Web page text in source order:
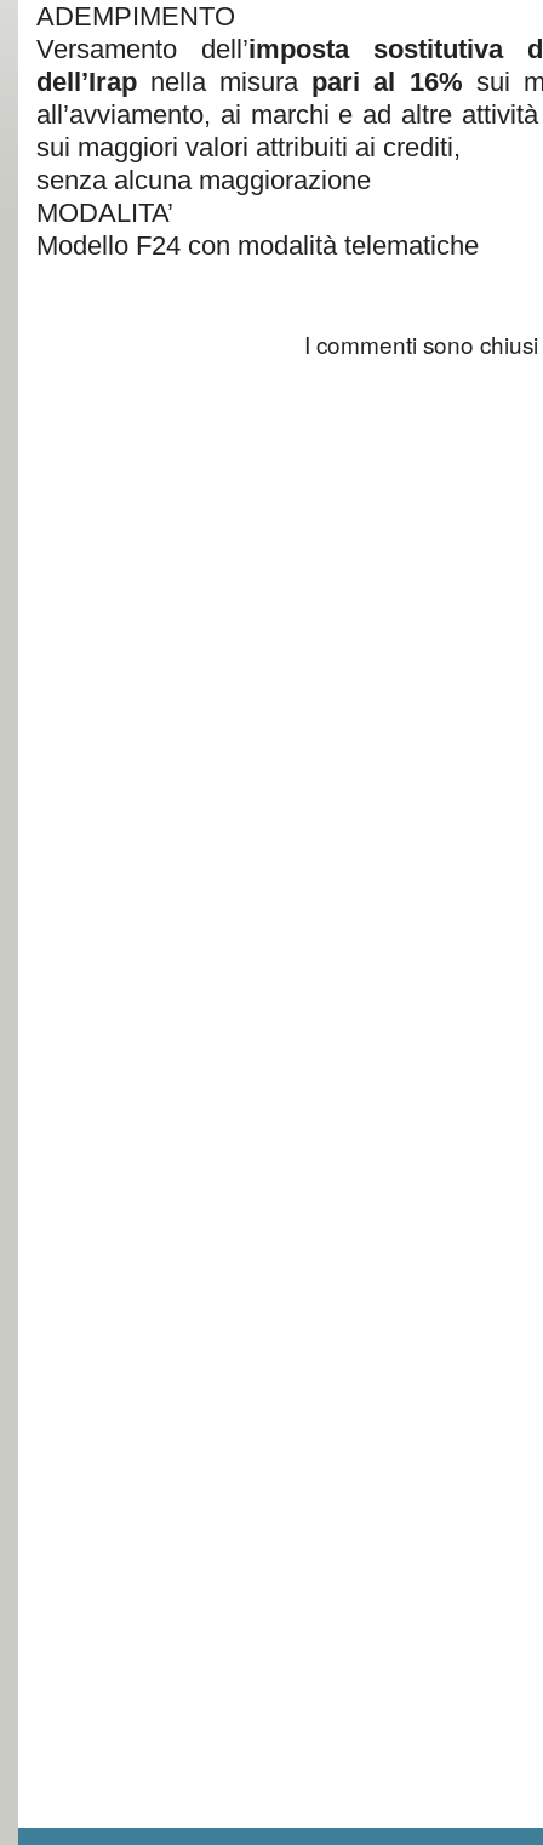
ADEMPIMENTO
Versamento dell’imposta sostitutiva
dell’Irap nella misura pari al 16% sui
all’avviamento, ai marchi e ad altre
sui maggiori valori attribuiti ai crediti,
senza alcuna maggiorazione
MODALITA’
Modello F24 con modalità telematiche
I commenti sono chiusi